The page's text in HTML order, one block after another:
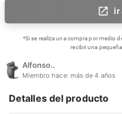
ir
*Si se realiza una compra por medio
recibir una
Alfonso..
Miembro hace: más de 4 años
Detalles del producto